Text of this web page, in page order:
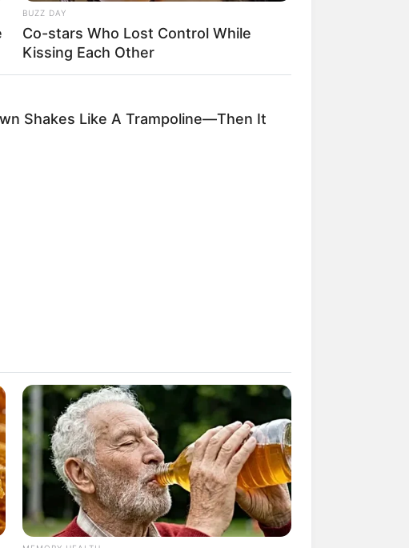
Serem! 9 Chat Ojek Online &
Pelanggan Ini Bikin Auto
Anti Mainstream, 10 Cara
Membawa Barang Belanjaan
Versi Warga Thailand
BUZZ DAY
Co-stars Who Lost Control While
Kissing Each Other
Shakes Like A Trampoline—Then It